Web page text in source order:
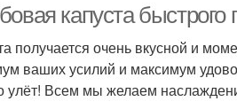
капуста быстрого
получается очень вкусной и
ваших усилий и максимум
улёт! Всем мы желаем